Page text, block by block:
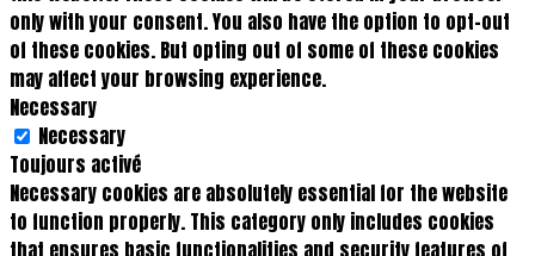
only with your consent. You also have the option to opt-out
of these cookies. But opting out of some of these cookies
may affect your browsing experience.
Necessary
Necessary
Toujours activé
Necessary cookies are absolutely essential for the website
to function properly. This category only includes cookies
that ensures basic functionalities and security features of